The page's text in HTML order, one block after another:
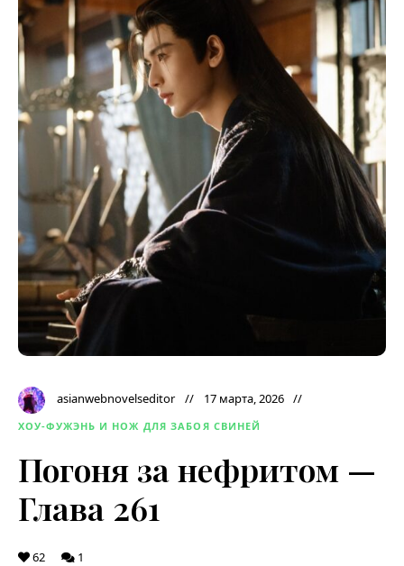
asianwebnovelseditor 17 марта, 2026
ХОУ-ФУЖЭНЬ И НОЖ ДЛЯ ЗАБОЯ СВИНЕЙ
Погоня за нефритом —
Глава 261
62 1